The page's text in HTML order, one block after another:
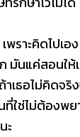
พราะคิดไปเอง
มันแค่สอนใ
เธอไม่คิดจริ
ใช่ไม่ต้องพย
ะ